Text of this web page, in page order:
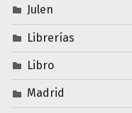
Julen
Librerías
Libro
Madrid